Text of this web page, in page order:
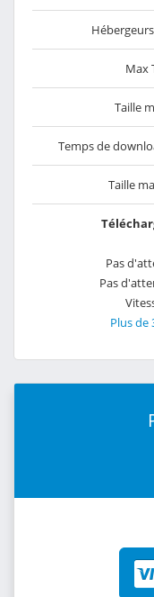
Max
Taille
Temps de
Taille
Pas
Pas
Plus de